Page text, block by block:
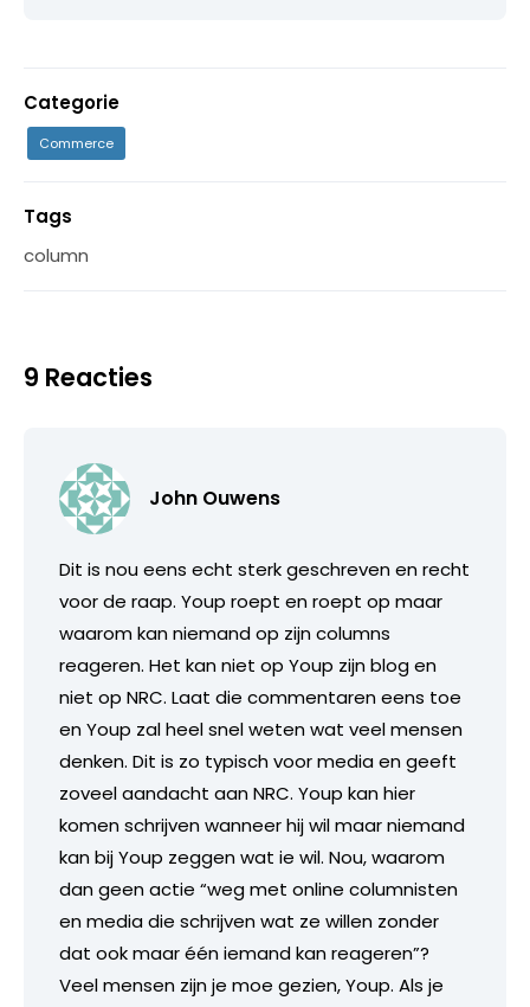
Categorie
Commerce
Tags
column
9 Reacties
John Ouwens
Dit is nou eens echt sterk geschreven en recht
voor de raap. Youp roept en roept op maar
waarom kan niemand op zijn columns
reageren. Het kan niet op Youp zijn blog en
niet op NRC. Laat die commentaren eens toe
en Youp zal heel snel weten wat veel mensen
denken. Dit is zo typisch voor media en geeft
zoveel aandacht aan NRC. Youp kan hier
komen schrijven wanneer hij wil maar niemand
kan bij Youp zeggen wat ie wil. Nou, waarom
dan geen actie “weg met online columnisten
en media die schrijven wat ze willen zonder
dat ook maar één iemand kan reageren”?
Veel mensen zijn je moe gezien, Youp. Als je